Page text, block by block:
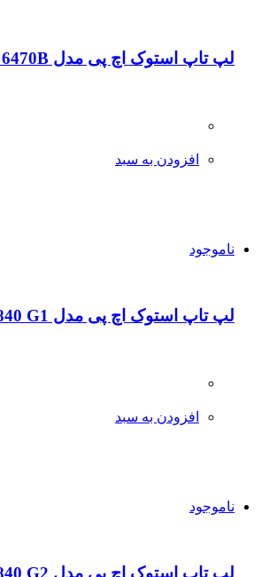
لپ تاپ استوک اچ پی مدل ProBook 6470B
افزودن به سبد
ناموجود
لپ تاپ استوک اچ پی مدل EliteBook 840 G1
افزودن به سبد
ناموجود
لپ تاپ استوک اچ پی مدل EliteBook 840 G2